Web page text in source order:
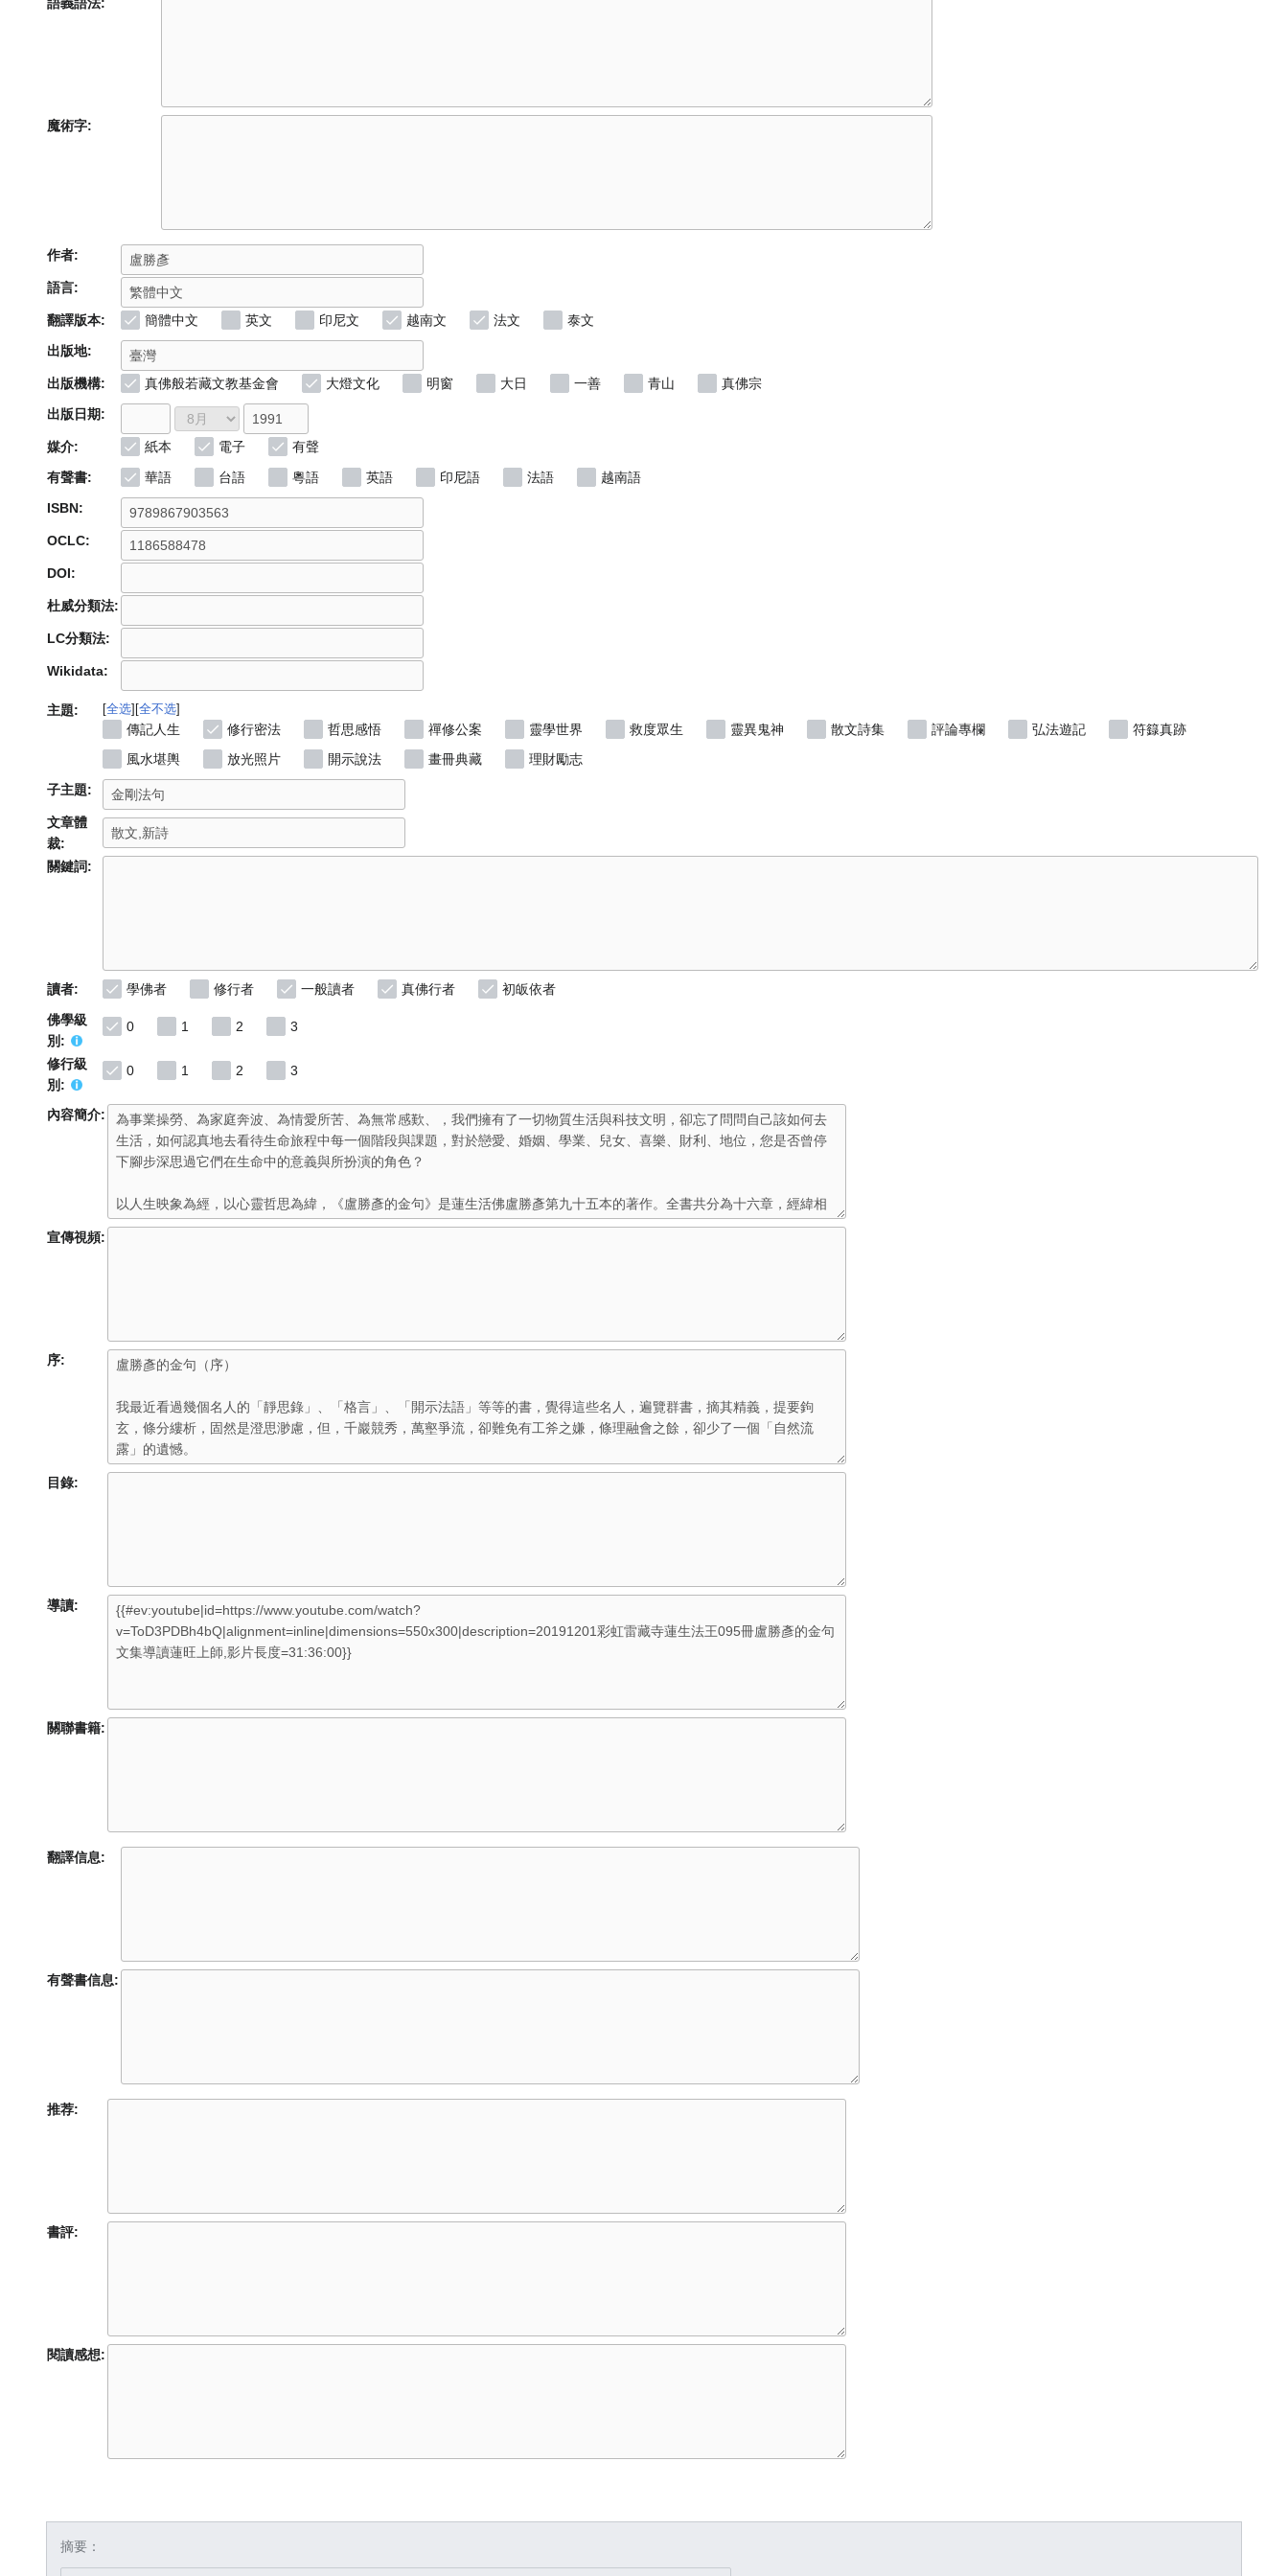
語義語法:
魔術字:
作者:
語言:
翻譯版本: 簡體中文 英文 印尼文 越南文 法文
泰文
出版地:
出版機構: 真佛般若藏文教基金會 大燈文化 明窗 大日 一善 青山
真佛宗
出版日期:
媒介: 紙本 電子
有聲
有聲書:
華語 台語 粵語 英語 印尼語 法語
越南語
ISBN:
OCLC:
DOI:
杜威分類法:
LC分類法:
Wikidata:
主題: 全选 全不选
傳記人生 修行密法 哲思感悟 禪修公案 靈學世界 救度眾生 靈異鬼神 散文詩集 評論專欄 弘法遊記
符籙真跡
風水堪輿
放光照片 開示說法 畫冊典藏 理財勵志
子主題:
文章體
裁:
關鍵詞:
讀者: 學佛者 修行者 一般讀者 真佛行者
初皈依者
佛學級
別:
0 1 2 3
修行級
別:
0 1 2 3
內容簡介:
宣傳視頻:
序:
目錄:
導讀:
關聯書籍:
翻譯信息:
有聲書信息:
推荐:
書評:
閱讀感想:
摘要：